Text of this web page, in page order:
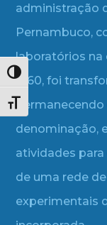
Alternar alto
Alternar tamanho
administração
Pernambuco,
laboratórios na
1960, foi
denominação,
atividades
de uma rede
experimentais